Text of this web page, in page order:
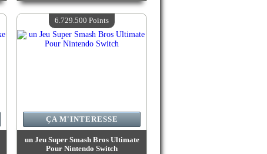
Valeur :6 785 400 Points
Quantité Disponible :4
un Jeu Super Smash Bros Ultimate
Pour Nintendo Switch
ÇA M'INTERESSE
6.729.500 Points